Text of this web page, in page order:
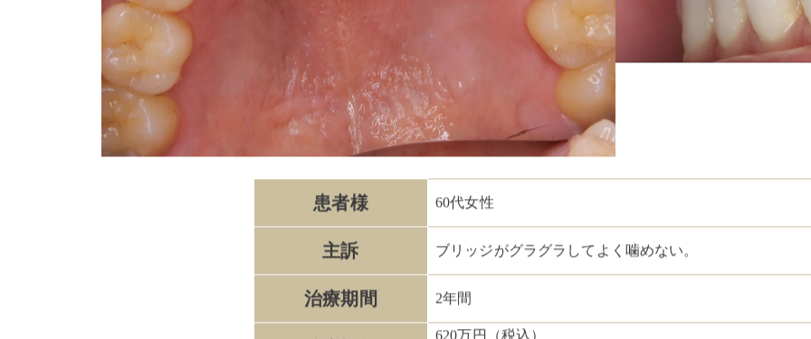
患者様 60代女性
主訴 ブリッジがグラグラしてよく噛めない。
治療期間 2年間
620万円（税込）